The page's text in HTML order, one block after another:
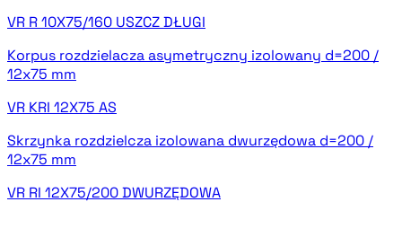
VR R 10X75/160 USZCZ DŁUGI
Korpus rozdzielacza asymetryczny izolowany d=200 /
12x75 mm
VR KRI 12X75 AS
Skrzynka rozdzielcza izolowana dwurzędowa d=200 /
12x75 mm
VR RI 12X75/200 DWURZĘDOWA